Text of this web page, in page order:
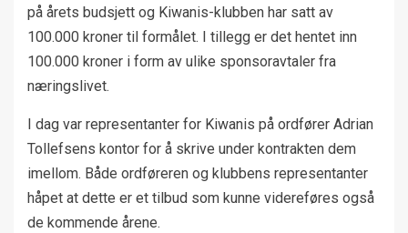
på årets budsjett og Kiwanis-klubben har satt av
100.000 kroner til formålet. I tillegg er det hentet inn
100.000 kroner i form av ulike sponsoravtaler fra
næringslivet.
I dag var representanter for Kiwanis på ordfører Adrian
Tollefsens kontor for å skrive under kontrakten dem
imellom. Både ordføreren og klubbens representanter
håpet at dette er et tilbud som kunne videreføres også
de kommende årene.